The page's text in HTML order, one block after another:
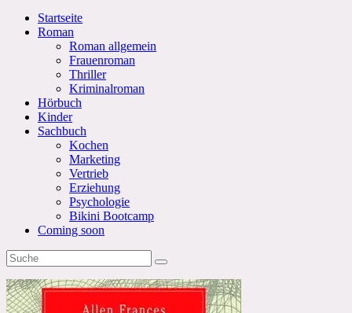
Startseite
Roman
Roman allgemein
Frauenroman
Thriller
Kriminalroman
Hörbuch
Kinder
Sachbuch
Kochen
Marketing
Vertrieb
Erziehung
Psychologie
Bikini Bootcamp
Coming soon